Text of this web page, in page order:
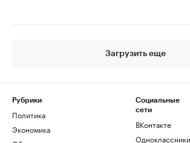
Загрузить еще
Рубрики
Политика
Экономика
Социальные
сети
ВКонтакте
Одноклассники